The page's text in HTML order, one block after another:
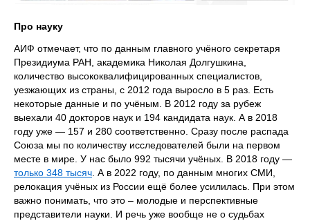
Про науку
АИФ отмечает, что по данным главного учёного секретаря
Президиума РАН, академика Николая Долгушкина,
количество высококвалифицированных специалистов,
уезжающих из страны, с 2012 года выросло в 5 раз. Есть
некоторые данные и по учёным. В 2012 году за рубеж
выехали 40 докторов наук и 194 кандидата наук. А в 2018
году уже — 157 и 280 соответственно. Сразу после распада
Союза мы по количеству исследователей были на первом
месте в мире. У нас было 992 тысячи учёных. В 2018 году —
только 348 тысяч . А в 2022 году, по данным многих СМИ,
релокация учёных из России ещё более усилилась. При этом
важно понимать, что это – молодые и перспективные
представители науки. И речь уже вообще не о судьбах